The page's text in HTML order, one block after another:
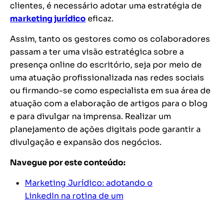
clientes, é necessário adotar uma estratégia de
marketing jurídicoeficaz.
Assim, tanto os gestores como os colaboradores
passam a ter uma visão estratégica sobre a
presença online do escritório, seja por meio de
uma atuação profissionalizada nas redes sociais
ou firmando-se como especialista em sua área de
atuação com a elaboração de artigos para o blog
e para divulgar na imprensa. Realizar um
planejamento de ações digitais pode garantir a
divulgação e expansão dos negócios.
Navegue por este conteúdo:
Marketing Jurídico: adotando o
LinkedIn na rotina de um